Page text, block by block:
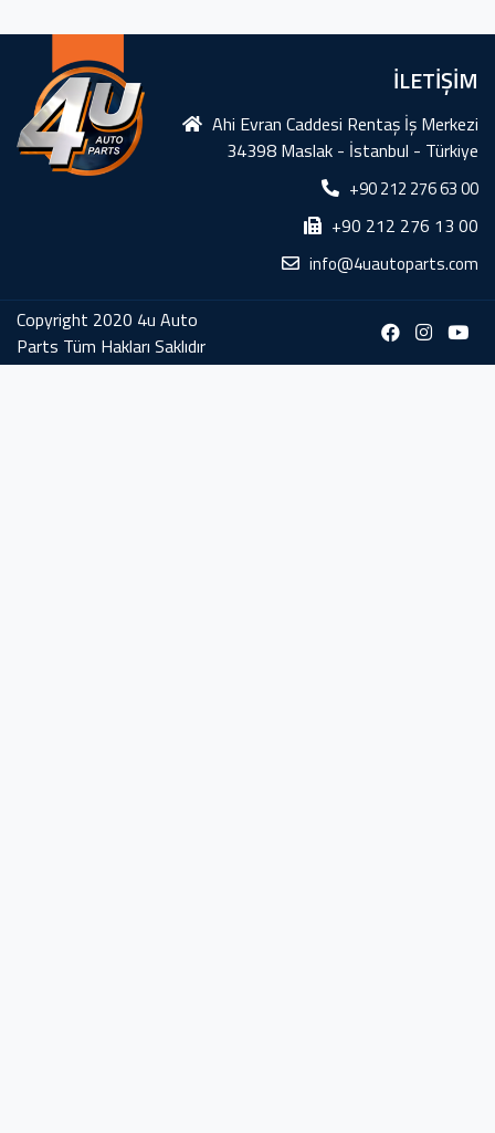
İLETİŞİM
Ahi Evran Caddesi Rentaş İş Merkezi
34398 Maslak - İstanbul - Türkiye
+90 212 276 63 00
+90 212 276 13 00
info@4uautoparts.com
Copyright 2020 4u Auto
Parts Tüm Hakları Saklıdır